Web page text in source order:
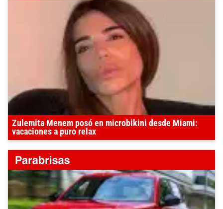
Zulemita Menem posó en microbikini desde Miami:
vacaciones a puro relax